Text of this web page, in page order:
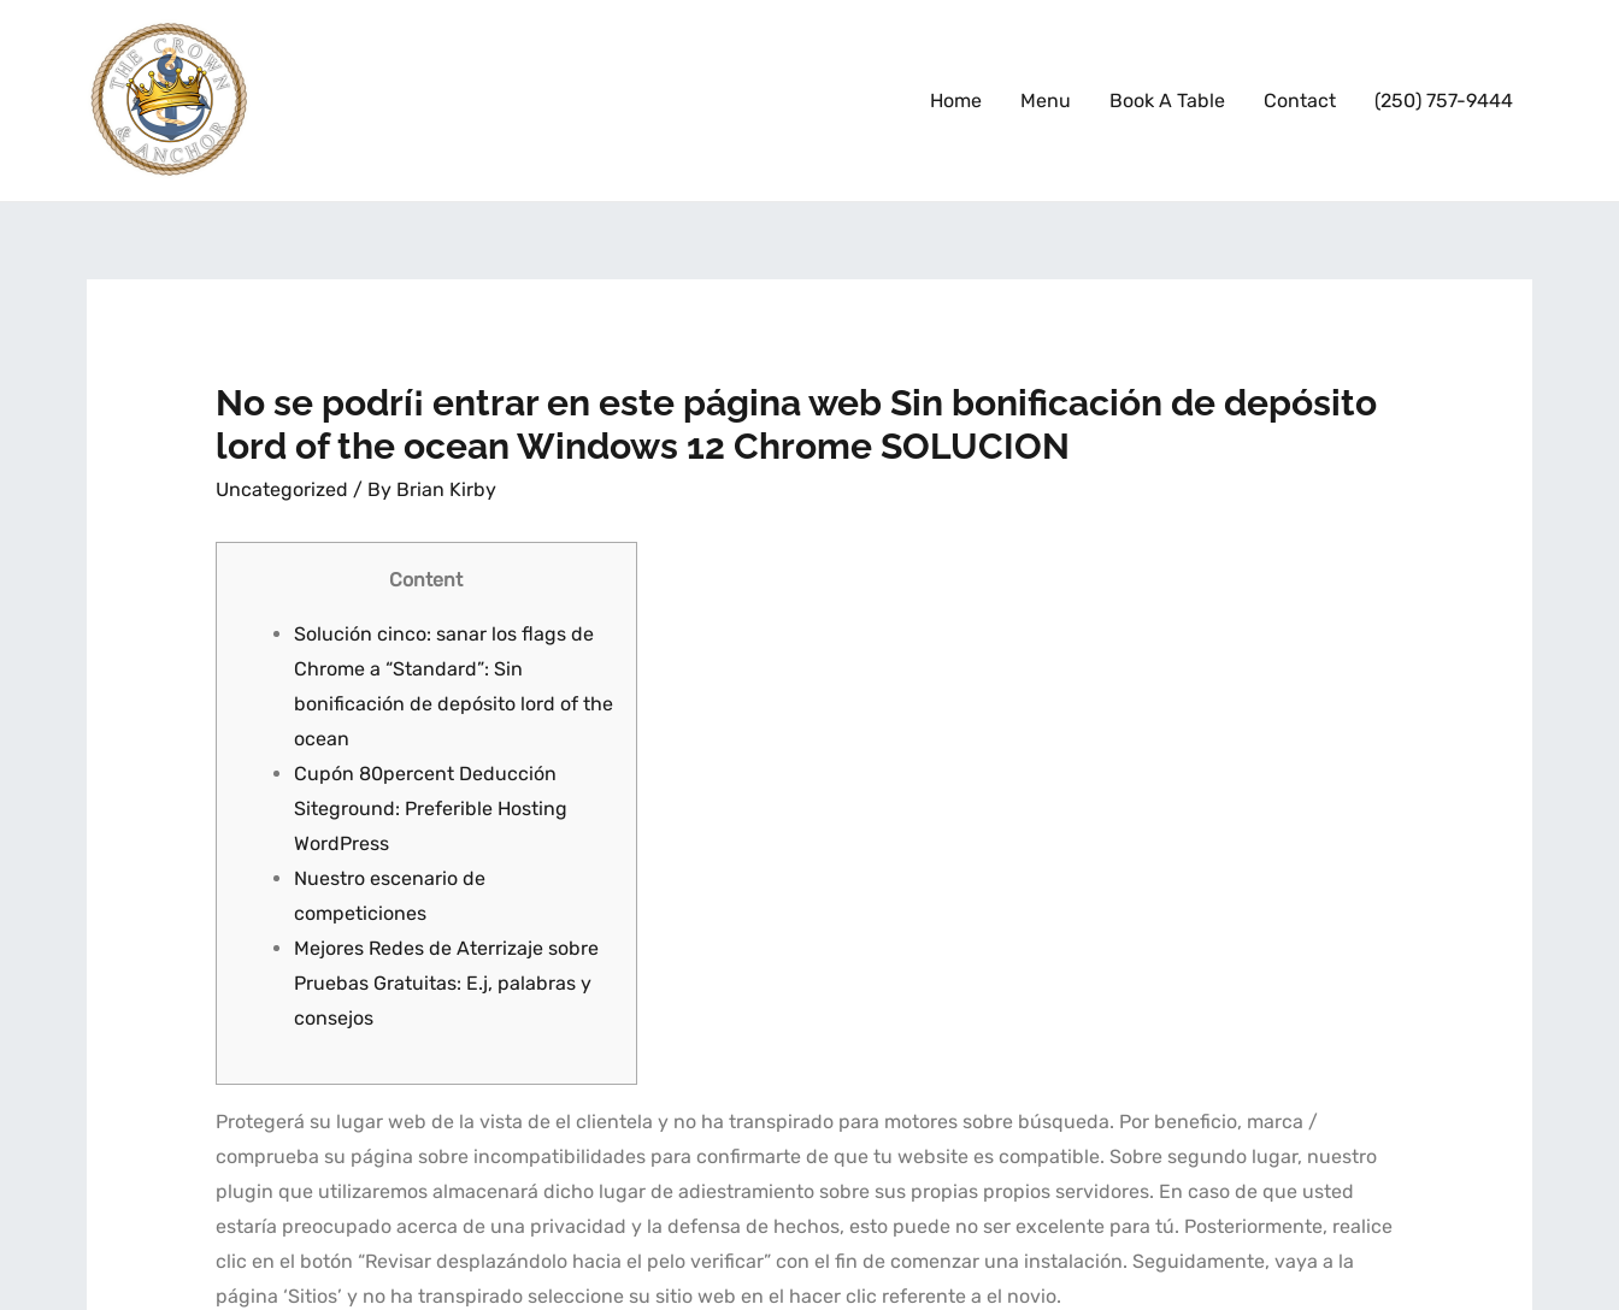
Home Menu Book A Table Contact (250) 757-9444
No se podrí¡ entrar en este página web Sin bonificación de depósito
lord of the ocean Windows 12 Chrome SOLUCION
Uncategorized / By Brian Kirby
Content
Solución cinco: sanar los flags de
Chrome a “Standard”: Sin
bonificación de depósito lord of the
ocean
Cupón 80percent Deducción
Siteground: Preferible Hosting
WordPress
Nuestro escenario de
competiciones
Mejores Redes de Aterrizaje sobre
Pruebas Gratuitas: E.j, palabras y
consejos
Protegerá su lugar web de la vista de el clientela y no ha transpirado para motores sobre búsqueda. Por beneficio, marca /
comprueba su página sobre incompatibilidades para confirmarte de que tu website es compatible. Sobre segundo lugar, nuestro
plugin que utilizaremos almacenará dicho lugar de adiestramiento sobre sus propias propios servidores. En caso de que usted
estaría preocupado acerca de una privacidad y la defensa de hechos, esto puede no ser excelente para tú. Posteriormente, realice
clic en el botón “Revisar desplazándolo hacia el pelo verificar” con el fin de comenzar una instalación. Seguidamente, vaya a la
página ‘Sitios’ y no ha transpirado seleccione su sitio web en el hacer clic referente a el novio.